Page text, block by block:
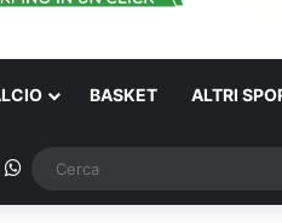
BASKET ALTRI
WhatsApp